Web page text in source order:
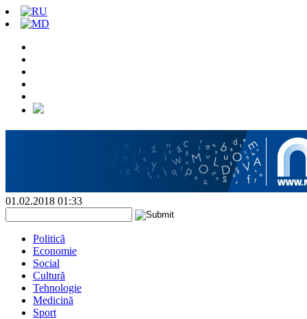
01.02.2018 01:33
Politică
Economie
Social
Cultură
Tehnologie
Medicină
Sport